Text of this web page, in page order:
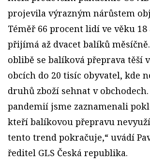
projevila výrazným nárůstem
Téměř 66 procent lidí ve věku 18
přijímá až dvacet balíků
oblibě se balíková přeprava těší
obcích do 20 tisíc obyvatel, kde
druhů zboží sehnat v obchodech.
pandemií jsme zaznamenali
kteří balíkovou přepravu
tento trend pokračuje,“ uvádí
ředitel GLS Česká republika.